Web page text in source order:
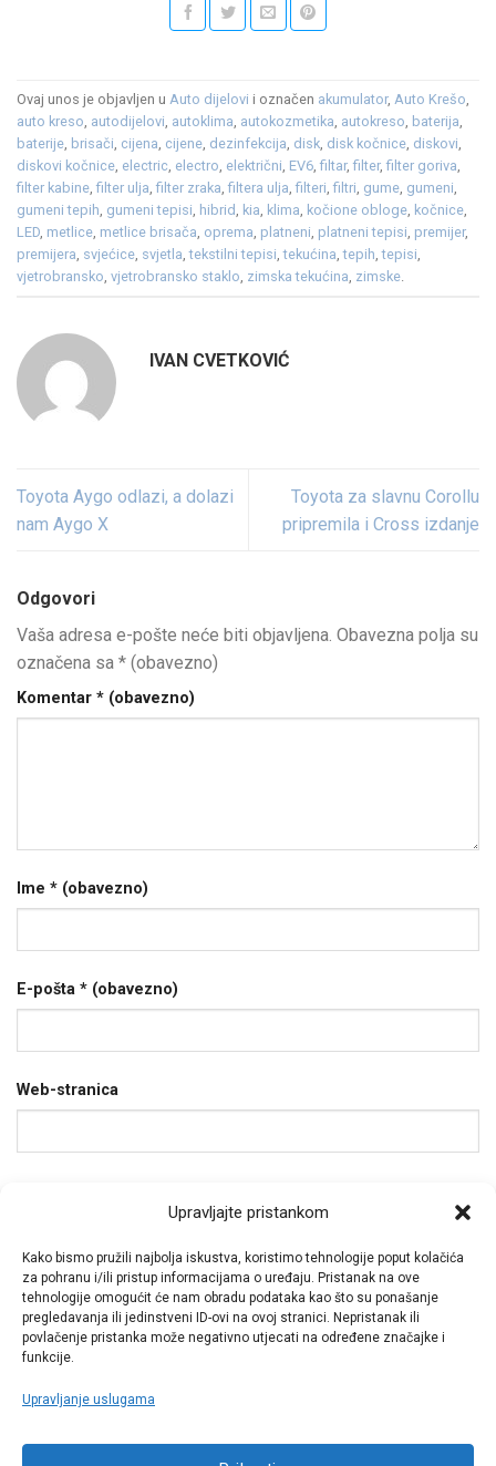
Upravljajte pristankom
Kako bismo pružili najbolja iskustva, koristimo tehnologije poput kolačića
za pohranu i/ili pristup informacijama o uređaju. Pristanak na ove
tehnologije omogućit će nam obradu podataka kao što su ponašanje
pregledavanja ili jedinstveni ID-ovi na ovoj stranici. Nepristanak ili
povlačenje pristanka može negativno utjecati na određene značajke i
funkcije.
Upravljanje uslugama
Ovaj unos je objavljen u Auto dijelovi i označen akumulator, Auto Krešo
auto kreso autodijelovi autoklima autokozmetika autokreso baterija
baterije brisači cijena cijene dezinfekcija disk disk kočnice diskovi
diskovi kočnice electric electro električni EV6 ,filtar,filter,filter goriva
filter kabine ,filter ulja ,filter zraka ,filtera ulja ,filteri ,filtri gume gumeni
gumeni tepih gumeni tepisi hibrid kia klima kočione obloge kočnice
LED metlice metlice brisača oprema platneni platneni tepisi premijer,
premijera svjećice svjetla ,tekstilni tepisi ,tekućina ,tepih ,tepisi
vjetrobransko vjetrobransko staklo zimska tekućina zimske
IVAN CVETKOVIĆ
Toyota Aygo odlazi, a dolazi
nam Aygo X
Toyota za slavnu Corollu
pripremila i Cross izdanje
Odgovori
Vaša adresa e-pošte neće biti objavljena. Obavezna polja su
označena sa * (obavezno)
Komentar * (obavezno)
Ime * (obavezno)
E-pošta * (obavezno)
Web-stranica
komentirao.
Call centar